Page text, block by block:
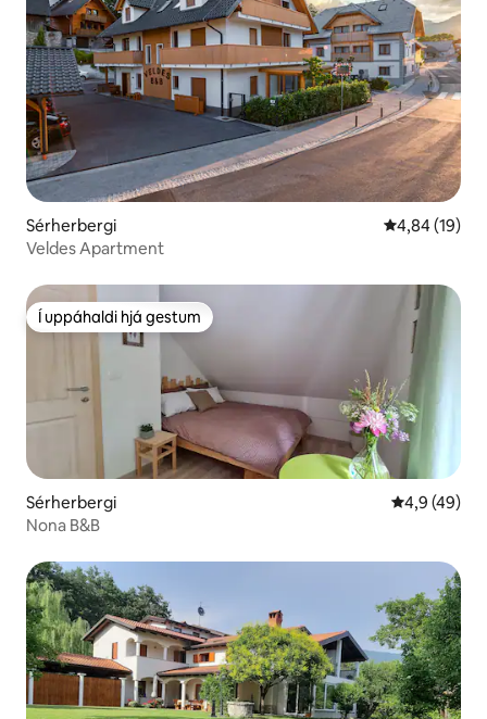
Sérherbergi 4,84 af 5 í
4,84 (19)
Veldes Apartment
Í uppáhaldi hjá gestum
Í uppáhaldi hjá gestum
Sérherbergi 4,9 af 5 í
4,9 (49)
Nona B&B